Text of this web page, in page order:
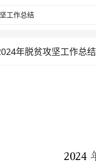
年脱贫攻坚工作总结